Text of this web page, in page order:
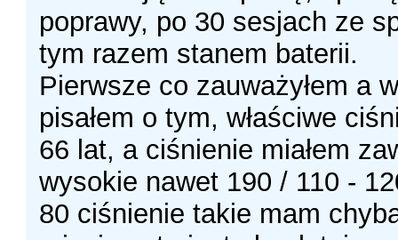
poprawy, po 30 sesjach ze
tym razem stanem baterii.
Pierwsze co zauważyłem a
pisałem o tym, właściwe
66 lat, a ciśnienie miałem
wysokie nawet 190 / 110 -
80 ciśnienie takie mam